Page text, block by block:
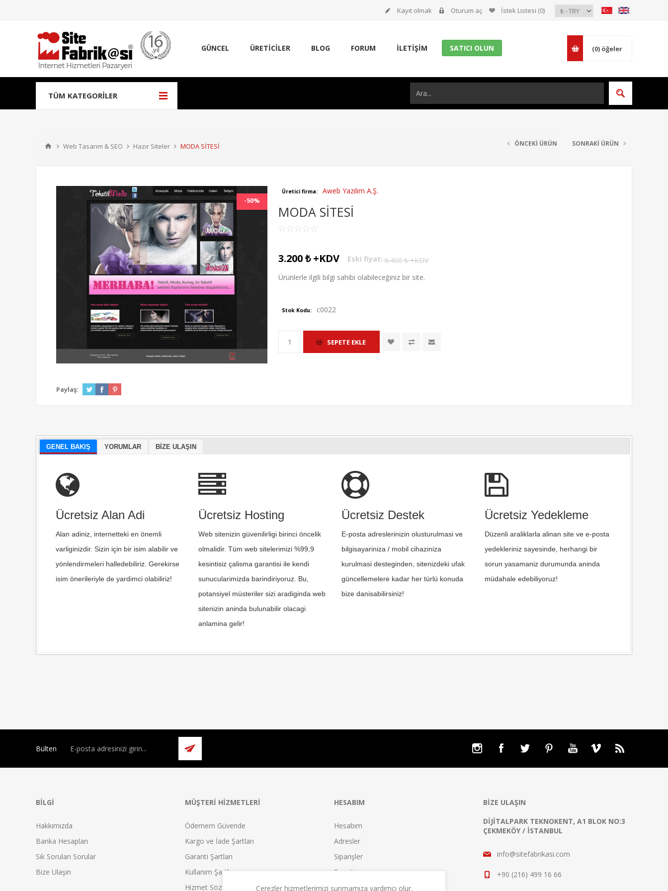
Kayıt olmak Oturum aç İstek Listesi (0)
GÜNCEL ÜRETİCİLER BLOG FORUM İLETIŞIM SATICI OLUN (0) öğeler
TÜM KATEGORILER
Web Tasarım & SEO Hazır Siteler MODA SİTESİ ÖNCEKİ ÜRÜN SONRAKİ ÜRÜN
-50%
Üretici firma: Aweb Yazılım A.Ş.
MODA SİTESİ
3.200 ₺ +KDV Eski fiyat: 6.400 ₺ +KDV
Ürünlerle ilgili bilgi sahibi olabileceğiniz bir site.
Stok Kodu: c0022
Paylaş:
GENEL BAKIŞ YORUMLAR BIZE ULAŞIN
Ücretsiz Alan Adi
Alan adiniz, internetteki en önemli
varliginizdir. Sizin için bir isim alabilir ve
yönlendirmeleri halledebiliriz. Gerekirse
isim önerileriyle de yardimci olabiliriz!
Ücretsiz Hosting
Web sitenizin güvenilirligi birinci öncelik
olmalidir. Tüm web sitelerimizi %99,9
kesintisiz çalisma garantisi ile kendi
sunucularimizda barindiriyoruz. Bu,
potansiyel müsteriler sizi aradiginda web
sitenizin aninda bulunabilir olacagi
anlamina gelir!
Ücretsiz Destek
E-posta adreslerinizin olusturulmasi ve
bilgisayariniza / mobil cihaziniza
kurulmasi desteginden, sitenizdeki ufak
güncellemelere kadar her türlü konuda
bize danisabilirsiniz!
Ücretsiz Yedekleme
Düzenli araliklarla alinan site ve e-posta
yedekleriniz sayesinde, herhangi bir
sorun yasamaniz durumunda aninda
müdahale edebiliyoruz!
Bülten
BILGI
Hakkımızda
Banka Hesapları
Sık Sorulan Sorular
Bize Ulaşın
MÜŞTERI HIZMETLERI
Ödemem Güvende
Kargo ve İade Şartları
Garanti Şartları
Kullanım Şartları
Hizmet Sözleşmesi
HESABIM
Hesabım
Adresler
Siparişler
Sepetim
İstek Listesi
BIZE ULAŞIN
DIJITALPARK TEKNOKENT, A1 BLOK NO:3
ÇEKMEKÖY / İSTANBUL
info@sitefabrikasi.com
+90 (216) 499 16 66
Çerezler hizmetlerimizi sunmamıza yardımcı olur.